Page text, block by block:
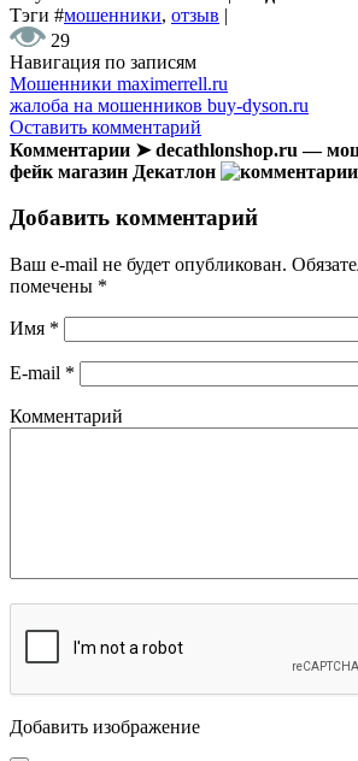
Тэги #мошенники, отзыв |
29
Навигация по записям
Мошенники maximerrell.ru
жалоба на мошенников buy-dyson.ru
Оставить комментарий
Комментарии ➤ decathlonshop.ru —
фейк магазин Декатлон
Добавить комментарий
Ваш e-mail не будет опубликован.
помечены *
Имя *
E-mail *
Комментарий
Добавить изображение